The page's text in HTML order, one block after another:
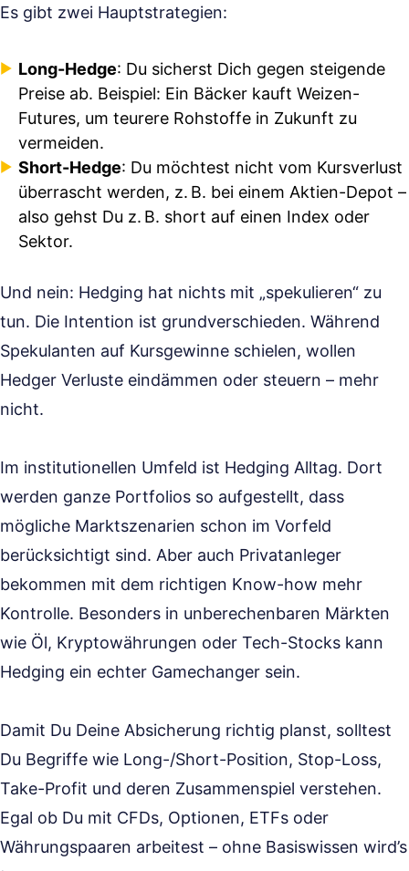
Es gibt zwei Hauptstrategien:
Long-Hedge: Du sicherst Dich gegen steigende
Preise ab. Beispiel: Ein Bäcker kauft Weizen-
Futures, um teurere Rohstoffe in Zukunft zu
vermeiden.
Short-Hedge: Du möchtest nicht vom Kursverlust
überrascht werden, z. B. bei einem Aktien-Depot –
also gehst Du z. B. short auf einen Index oder
Sektor.
Und nein: Hedging hat nichts mit „spekulieren“ zu
tun. Die Intention ist grundverschieden. Während
Spekulanten auf Kursgewinne schielen, wollen
Hedger Verluste eindämmen oder steuern – mehr
nicht.
Im institutionellen Umfeld ist Hedging Alltag. Dort
werden ganze Portfolios so aufgestellt, dass
mögliche Marktszenarien schon im Vorfeld
berücksichtigt sind. Aber auch Privatanleger
bekommen mit dem richtigen Know-how mehr
Kontrolle. Besonders in unberechenbaren Märkten
wie Öl, Kryptowährungen oder Tech-Stocks kann
Hedging ein echter Gamechanger sein.
Damit Du Deine Absicherung richtig planst, solltest
Du Begriffe wie Long-/Short-Position, Stop-Loss,
Take-Profit und deren Zusammenspiel verstehen.
Egal ob Du mit CFDs, Optionen, ETFs oder
Währungspaaren arbeitest – ohne Basiswissen wird’s